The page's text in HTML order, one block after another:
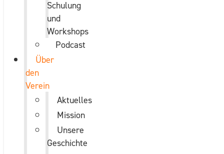
Schulung
und
Workshops
Podcast
Über
den
Verein
Aktuelles
Mission
Unsere
Geschichte